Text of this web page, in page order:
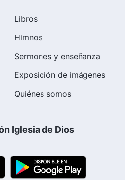
Libros
Himnos
Sermones y enseñanza
Exposición de imágenes
Quiénes somos
Iglesia de Dios